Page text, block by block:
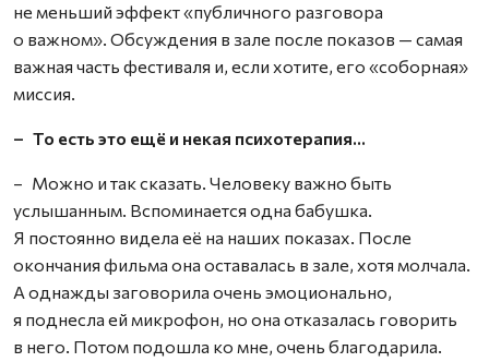
не меньший эффект «публичного разговора
о важном». Обсуждения в зале после показов — самая
важная часть фестиваля и, если хотите, его «соборная»
миссия.
– То есть это ещё и некая психотерапия…
– Можно и так сказать. Человеку важно быть
услышанным. Вспоминается одна бабушка.
Я постоянно видела её на наших показах. После
окончания фильма она оставалась в зале, хотя молчала.
А однажды заговорила очень эмоционально,
я поднесла ей микрофон, но она отказалась говорить
в него. Потом подошла ко мне, очень благодарила.